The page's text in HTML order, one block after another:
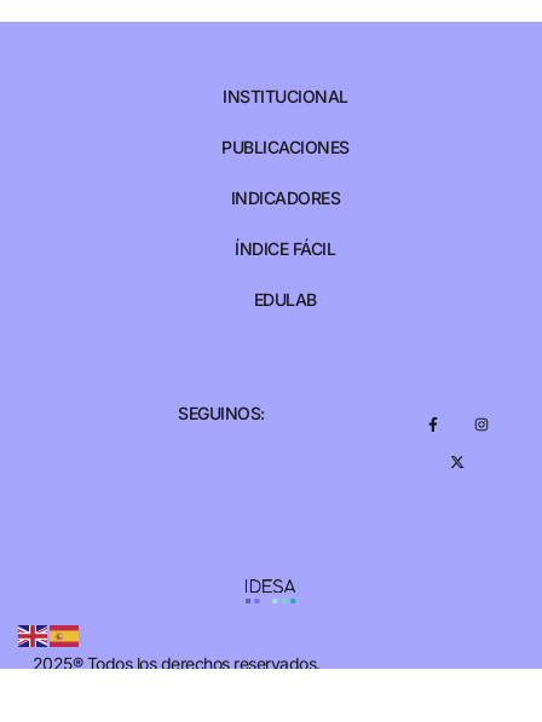
2025® Todos los derechos reservados.
INSTITUCIONAL
PUBLICACIONES
INDICADORES
ÍNDICE FÁCIL
EDULAB
SEGUINOS: